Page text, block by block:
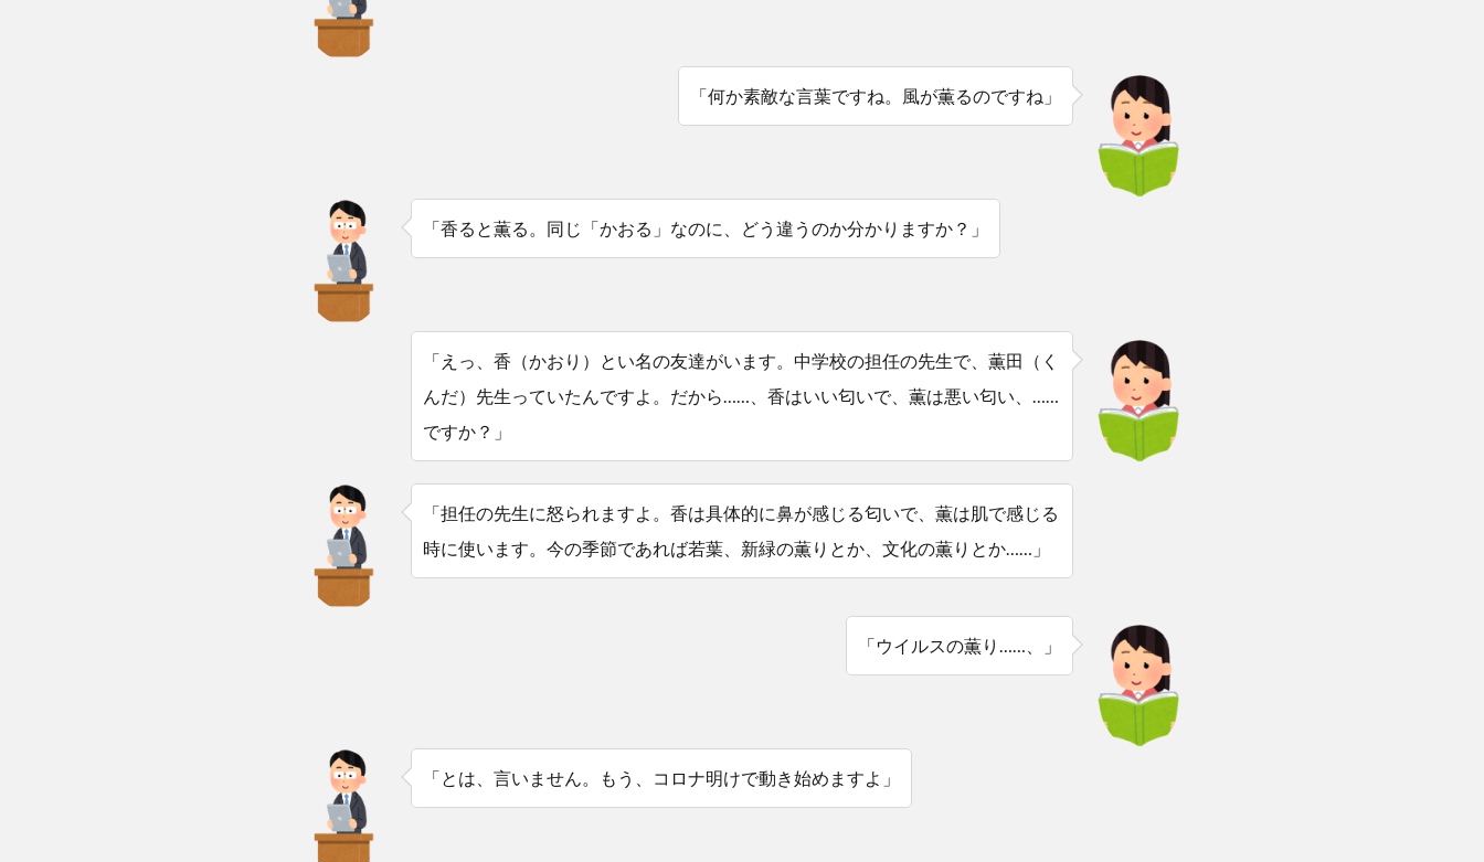
「何か素敵な言葉ですね。風が薫るのですね」
「香ると薫る。同じ「かおる」なのに、どう違うのか分かりますか？」
「えっ、香（かおり）とい名の友達がいます。中学校の担任の先生で、薫田（く
んだ）先生っていたんですよ。だから……、香はいい匂いで、薫は悪い匂い、……
ですか？」
「担任の先生に怒られますよ。香は具体的に鼻が感じる匂いで、薫は肌で感じる
時に使います。今の季節であれば若葉、新緑の薫りとか、文化の薫りとか……」
「ウイルスの薫り……、」
「とは、言いません。もう、コロナ明けで動き始めますよ」